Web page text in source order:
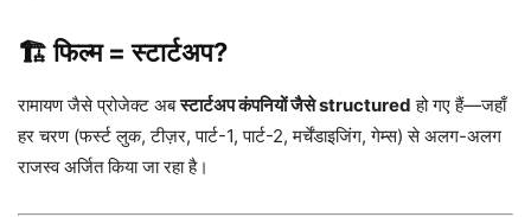
🏗️ फिल्म = स्टार्टअप?
रामायण जैसे प्रोजेक्ट अबस्टार्टअप कंपनियों जैसे structured हो गए हैं—जहाँ
हर चरण (फर्स्ट लुक, टीज़र, पार्ट-1, पार्ट-2, मर्चेंडाइजिंग, गेम्स) से अलग-अलग
राजस्व अर्जित किया जा रहा है।